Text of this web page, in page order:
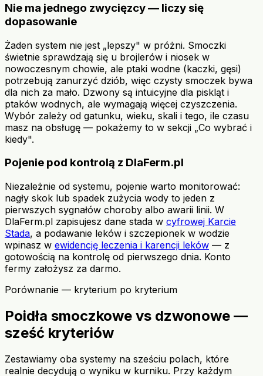
Nie ma jednego zwycięzcy — liczy się
dopasowanie
Żaden system nie jest „lepszy" w próżni. Smoczki
świetnie sprawdzają się u brojlerów i niosek w
nowoczesnym chowie, ale ptaki wodne (kaczki, gęsi)
potrzebują zanurzyć dziób, więc czysty smoczek bywa
dla nich za mało. Dzwony są intuicyjne dla piskląt i
ptaków wodnych, ale wymagają więcej czyszczenia.
Wybór zależy od gatunku, wieku, skali i tego, ile czasu
masz na obsługę — pokażemy to w sekcji „Co wybrać i
kiedy".
Pojenie pod kontrolą z DlaFerm.pl
Niezależnie od systemu, pojenie warto monitorować:
nagły skok lub spadek zużycia wody to jeden z
pierwszych sygnałów choroby albo awarii linii. W
DlaFerm.pl zapisujesz dane stada w cyfrowej Karcie
Stada, a podawanie leków i szczepionek w wodzie
wpinasz w ewidencję leczenia i karencji leków — z
gotowością na kontrolę od pierwszego dnia. Konto
fermy założysz za darmo.
Porównanie — kryterium po kryterium
Poidła smoczkowe vs dzwonowe —
sześć kryteriów
Zestawiamy oba systemy na sześciu polach, które
realnie decydują o wyniku w kurniku. Przy każdym